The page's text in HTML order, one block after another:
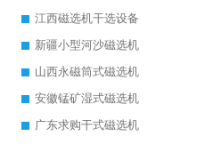
江西磁选机干选设备
新疆小型河沙磁选机
山西永磁筒式磁选机
安徽锰矿湿式磁选机
广东求购干式磁选机